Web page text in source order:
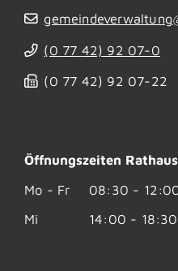
(0 77 42) 92 07-0
(0 77 42) 92 07-22
Öffnungszeiten Rathaus
Mo - Fr
08:30 -
Mi
14:00 -